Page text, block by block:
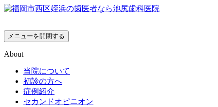
メニューを開閉する
About
当院について
初診の方へ
症例紹介
セカンドオピニオン